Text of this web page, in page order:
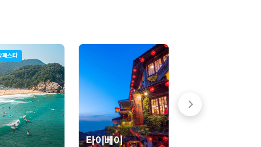
께 확인할 수 있도록 돕습니다.
페스타
타이베이